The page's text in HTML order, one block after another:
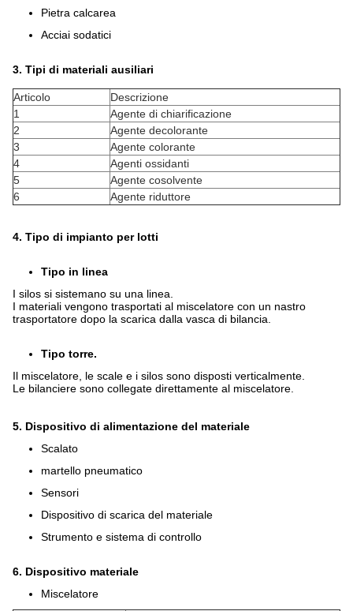
Pietra calcarea
Acciai sodatici
3. Tipi di materiali ausiliari
Articolo
Descrizione
1
Agente di chiarificazione
2
Agente decolorante
3
Agente colorante
4
Agenti ossidanti
5
Agente cosolvente
6
Agente riduttore
4. Tipo di impianto per lotti
Tipo in linea
I silos si sistemano su una linea.
I materiali vengono trasportati al miscelatore con un nastro
trasportatore dopo la scarica dalla vasca di bilancia.
Tipo torre.
Il miscelatore, le scale e i silos sono disposti verticalmente.
Le bilanciere sono collegate direttamente al miscelatore.
5. Dispositivo di alimentazione del materiale
Scalato
martello pneumatico
Sensori
Dispositivo di scarica del materiale
Strumento e sistema di controllo
6. Dispositivo materiale
Miscelatore